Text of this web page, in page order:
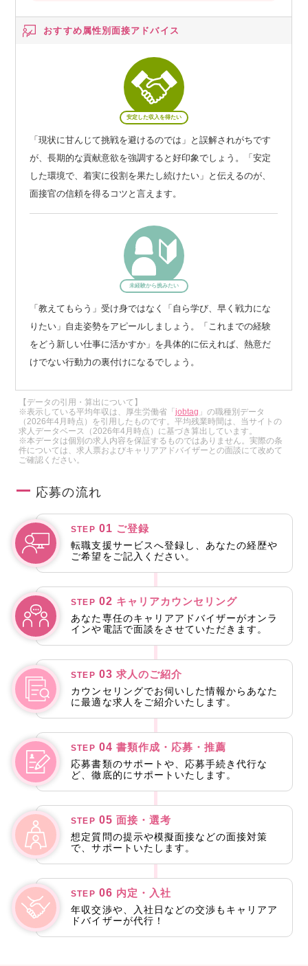
おすすめ属性別面接アドバイス
安定した収入を得たい
「現状に甘んじて挑戦を避けるのでは」と誤解されがちです
が、長期的な貢献意欲を強調すると好印象でしょう。「安定
した環境で、着実に役割を果たし続けたい」と伝えるのが、
面接官の信頼を得るコツと言えます。
未経験から挑みたい
「教えてもらう」受け身ではなく「自ら学び、早く戦力にな
りたい」自走姿勢をアピールしましょう。「これまでの経験
をどう新しい仕事に活かすか」を具体的に伝えれば、熱意だ
けでない行動力の裏付けになるでしょう。
【データの引用・算出について】
※表示している平均年収は、厚生労働省「jobtag 」の職種別データ
（2026年4月時点）を引用したものです。平均残業時間は、当サイトの
求人データベース（2026年4月時点）に基づき算出しています。
※本データは個別の求人内容を保証するものではありません。実際の条
件については、求人票およびキャリアアドバイザーとの面談にて改めて
ご確認ください。
応募の流れ
STEP 01 ご登録
転職支援サービスへ登録し、あなたの経歴や
ご希望をご記入ください。
STEP 02 キャリアカウンセリング
あなた専任のキャリアアドバイザーがオンラ
インや電話で面談をさせていただきます。
STEP 03 求人のご紹介
カウンセリングでお伺いした情報からあなた
に最適な求人をご紹介いたします。
STEP 04 書類作成・応募・推薦
応募書類のサポートや、応募手続き代行な
ど、徹底的にサポートいたします。
STEP 05 面接・選考
想定質問の提示や模擬面接などの面接対策
で、サポートいたします。
STEP 06 内定・入社
年収交渉や、入社日などの交渉もキャリアア
ドバイザーが代行！